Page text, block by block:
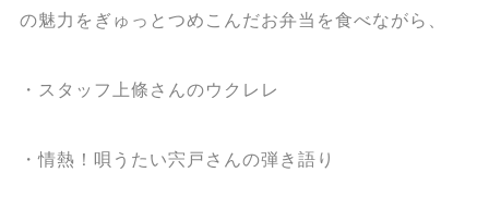
の魅力をぎゅっとつめこんだお弁当を食べながら、
・スタッフ上條さんのウクレレ
・情熱！唄うたい宍戸さんの弾き語り